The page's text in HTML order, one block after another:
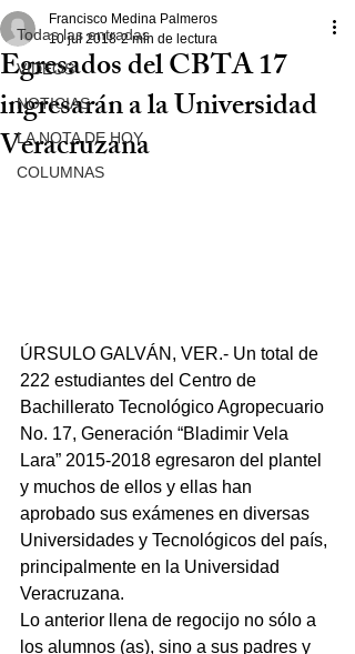
Todas las entradas
VIDEOS
NOTICIAS
LA NOTA DE HOY
COLUMNAS
Egresados del CBTA 17
ingresarán a la Universidad
Veracruzana
Francisco Medina Palmeros
10 jul 2018 2 min de lectura
ÚRSULO GALVÁN, VER.- Un total de
222 estudiantes del Centro de
Bachillerato Tecnológico Agropecuario
No. 17, Generación “Bladimir Vela
Lara” 2015-2018 egresaron del plantel
y muchos de ellos y ellas han
aprobado sus exámenes en diversas
Universidades y Tecnológicos del país,
principalmente en la Universidad
Veracruzana.
Lo anterior llena de regocijo no sólo a
los alumnos (as), sino a sus padres y